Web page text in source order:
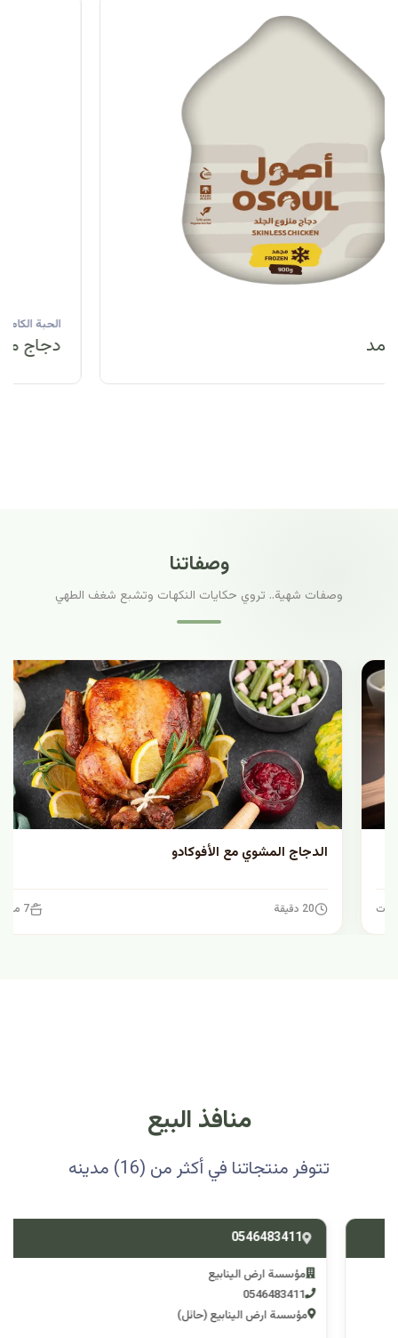
وصفاتنا
وصفات شهية.. تروي حكايات النكهات وتشبع شغف الطهي
الدجاج المشوي مع الأفوكادو
منافذ البيع
تتوفر منتجاتنا في أكثر من (16) مدينه
0546483411
مؤسسة ارض الينابيع
0546483411
مؤسسة ارض الينابيع (حائل)